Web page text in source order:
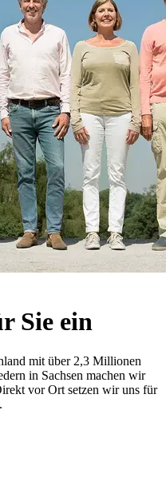
Sie ein
mit über 2,3 Millionen
in Sachsen machen wir
vor Ort setzen wir uns für